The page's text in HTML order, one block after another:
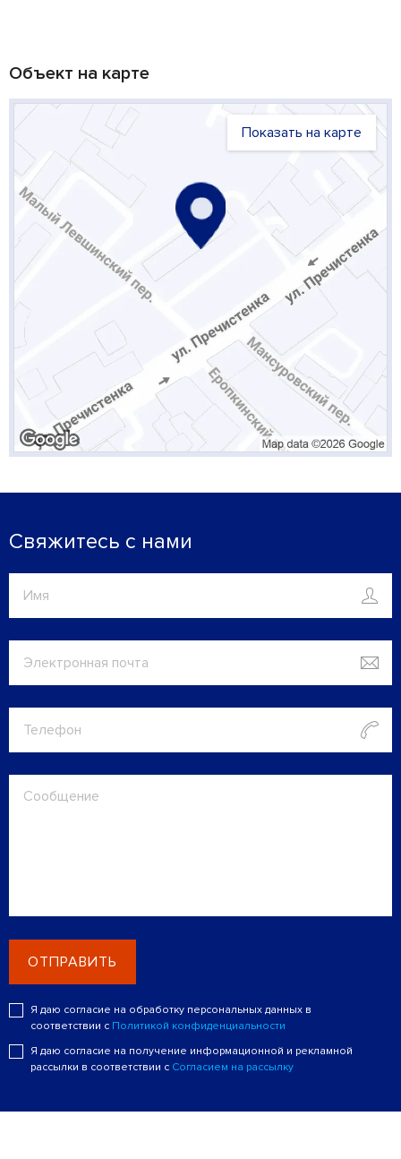
Объект на карте
Показать на карте
Свяжитесь с нами
ОТПРАВИТЬ
Я даю согласие на обработку персональных данных в
соответствии с Политикой конфиденциальности
Я даю согласие на получение информационной и рекламной
рассылки в соответствии с Согласием на рассылку